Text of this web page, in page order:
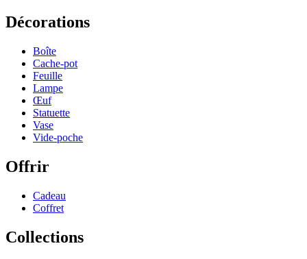
Décorations
Boîte
Cache-pot
Feuille
Lampe
Œuf
Statuette
Vase
Vide-poche
Offrir
Cadeau
Coffret
Collections